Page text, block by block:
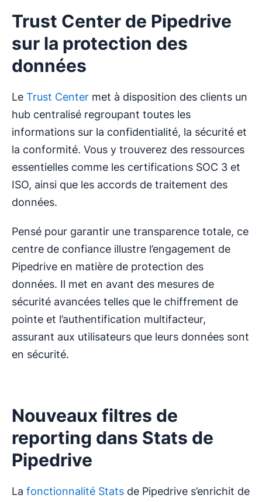
Trust Center de Pipedrive
sur la protection des
données
Le Trust Center met à disposition des clients un
hub centralisé regroupant toutes les
informations sur la confidentialité, la sécurité et
la conformité. Vous y trouverez des ressources
essentielles comme les certifications SOC 3 et
ISO, ainsi que les accords de traitement des
données.
Pensé pour garantir une transparence totale, ce
centre de confiance illustre l’engagement de
Pipedrive en matière de protection des
données. Il met en avant des mesures de
sécurité avancées telles que le chiffrement de
pointe et l’authentification multifacteur,
assurant aux utilisateurs que leurs données sont
en sécurité.
Nouveaux filtres de
reporting dans Stats de
Pipedrive
La fonctionnalité Stats de Pipedrive s’enrichit de